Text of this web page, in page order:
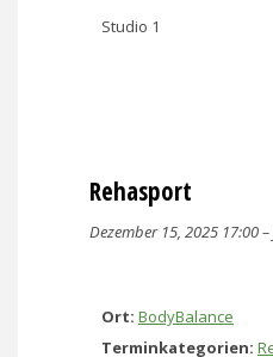
Studio 1
Rehasport
Dezember 15, 2025 17:00–
Ort: BodyBalance
Terminkategorien: